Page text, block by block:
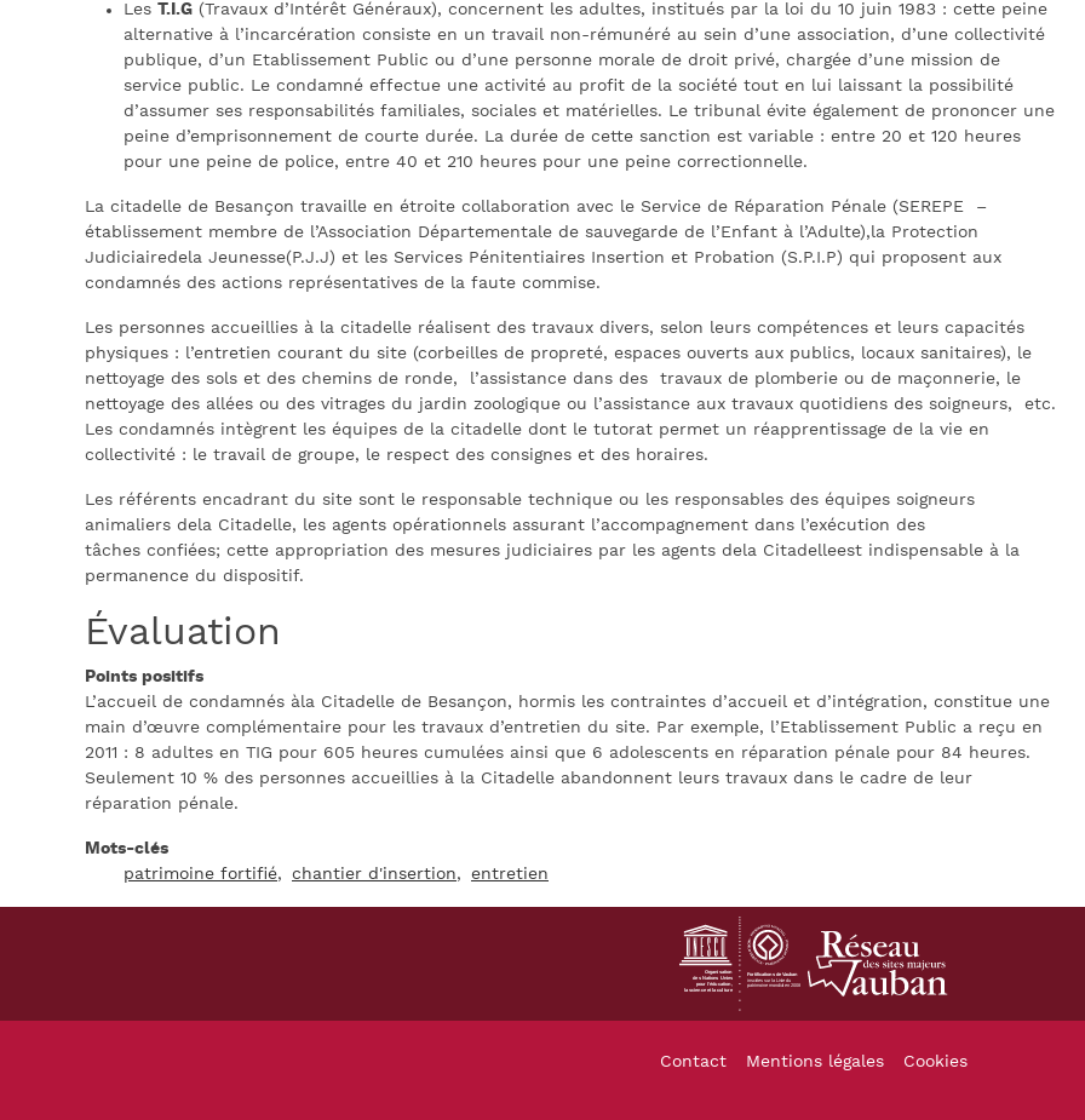
Les T.I.G (Travaux d’Intérêt Généraux), concernent les adultes, institués par la loi du 10 juin 1983 : cette peine
alternative à l’incarcération consiste en un travail non-rémunéré au sein d’une association, d’une collectivité
publique, d’un Etablissement Public ou d’une personne morale de droit privé, chargée d’une mission de
service public. Le condamné effectue une activité au profit de la société tout en lui laissant la possibilité
d’assumer ses responsabilités familiales, sociales et matérielles. Le tribunal évite également de prononcer une
peine d’emprisonnement de courte durée. La durée de cette sanction est variable : entre 20 et 120 heures
pour une peine de police, entre 40 et 210 heures pour une peine correctionnelle.
La citadelle de Besançon travaille en étroite collaboration avec le Service de Réparation Pénale (SEREPE –
établissement membre de l’Association Départementale de sauvegarde de l’Enfant à l’Adulte),la Protection
Judiciairedela Jeunesse(P.J.J) et les Services Pénitentiaires Insertion et Probation (S.P.I.P) qui proposent aux
condamnés des actions représentatives de la faute commise.
Les personnes accueillies à la citadelle réalisent des travaux divers, selon leurs compétences et leurs capacités
physiques : l’entretien courant du site (corbeilles de propreté, espaces ouverts aux publics, locaux sanitaires), le
nettoyage des sols et des chemins de ronde, l’assistance dans des travaux de plomberie ou de maçonnerie, le
nettoyage des allées ou des vitrages du jardin zoologique ou l’assistance aux travaux quotidiens des soigneurs, etc.
Les condamnés intègrent les équipes de la citadelle dont le tutorat permet un réapprentissage de la vie en
collectivité : le travail de groupe, le respect des consignes et des horaires.
Les référents encadrant du site sont le responsable technique ou les responsables des équipes soigneurs
animaliers dela Citadelle, les agents opérationnels assurant l’accompagnement dans l’exécution des
tâches confiées; cette appropriation des mesures judiciaires par les agents dela Citadelleest indispensable à la
permanence du dispositif.
Évaluation
Points positifs
L’accueil de condamnés àla Citadelle de Besançon, hormis les contraintes d’accueil et d’intégration, constitue une
main d’œuvre complémentaire pour les travaux d’entretien du site. Par exemple, l’Etablissement Public a reçu en
2011 : 8 adultes en TIG pour 605 heures cumulées ainsi que 6 adolescents en réparation pénale pour 84 heures.
Seulement 10 % des personnes accueillies à la Citadelle abandonnent leurs travaux dans le cadre de leur
réparation pénale.
Mots-clés
patrimoine fortifié
chantier d'insertion entretien
Footer
Contact Mentions légales Cookies